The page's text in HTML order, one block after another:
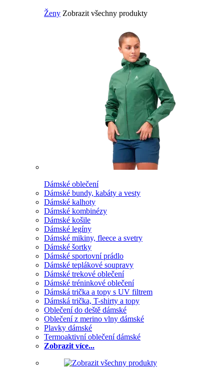
Ženy Zobrazit všechny produkty
Dámské oblečení
Dámské bundy, kabáty a vesty
Dámské kalhoty
Dámské kombinézy
Dámské košile
Dámské legíny
Dámské mikiny, fleece a svetry
Dámské šortky
Dámské sportovní prádlo
Dámské teplákové soupravy
Dámské trekové oblečení
Dámské tréninkové oblečení
Dámská trička a topy s UV filtrem
Dámská trička, T-shirty a topy
Oblečení do deště dámské
Oblečení z merino vlny dámské
Plavky dámské
Termoaktivní oblečení dámské
Zobrazit více...